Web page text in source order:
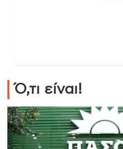
Ό,τι είναι!